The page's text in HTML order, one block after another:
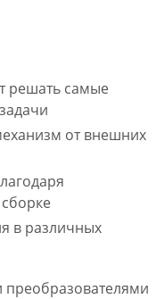
решать самые
от внешних
в различных
преобразователями